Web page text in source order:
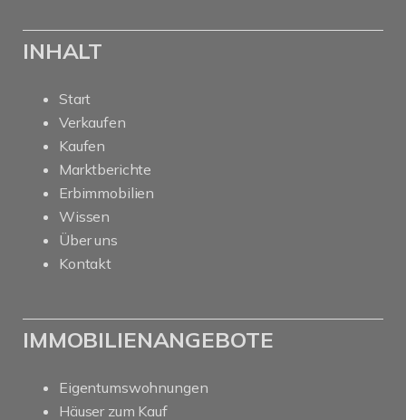
INHALT
Start
Verkaufen
Kaufen
Marktberichte
Erbimmobilien
Wissen
Über uns
Kontakt
IMMOBILIENANGEBOTE
Eigentumswohnungen
Häuser zum Kauf